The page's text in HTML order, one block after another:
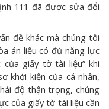
111 đã được sửa đổi
đề khác mà chúng tôi
án liệu có đủ năng lực
giấy tờ tài liệu” khi
khởi kiện của cá nhân,
độ thận trọng, chúng
của giấy tờ tài liệu cần